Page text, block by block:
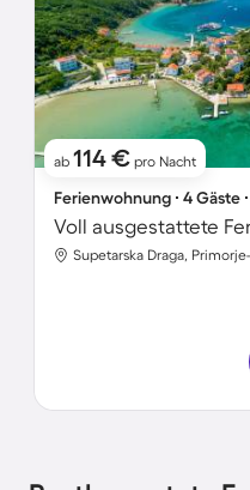
ab 114 € pro Nacht
Ferienwohnung ∙ 4 Gäste
Supetarska Draga,